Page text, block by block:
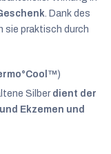
. Dank des
sie praktisch durch
)
Silber dient der
Ekzemen und